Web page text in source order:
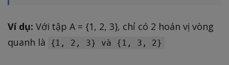
Ví dụ: Với tập A = {1, 2, 3}, chỉ có 2 hoán vị vòng
quanh là
{1, 2, 3} và {1, 3, 2}